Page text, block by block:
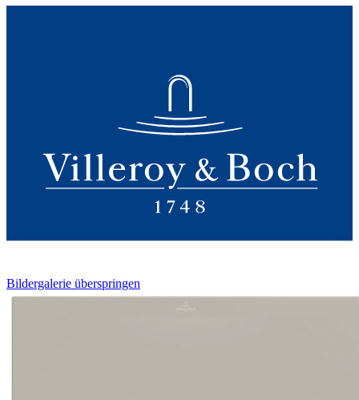
Bildergalerie überspringen